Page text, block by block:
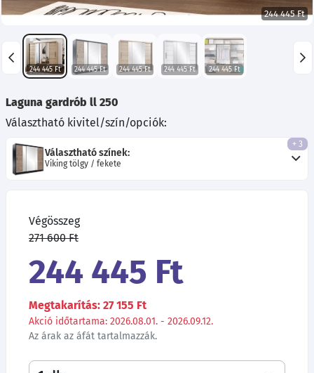
244 445 Ft
244 445 Ft 244 445 Ft 244 445 Ft 244 445 Ft 244 445 Ft
Laguna gardrób ll 250
Választható kivitel/szín/opciók:
Választható színek:
Viking tölgy / fekete
+ 3
Végösszeg
271 600 Ft
244 445 Ft
Megtakarítás: 27 155 Ft
Akció időtartama: 2026.08.01. - 2026.09.12.
Az árak az áfát tartalmazzák.